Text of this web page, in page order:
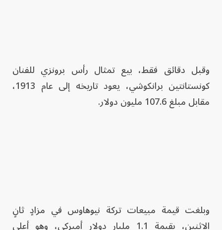
وقبل دقائق فقط، بيع تمثال رأس برونزي للفنان
كونستانتين برانكوشي، يعود تاريخه إلى عام 1913،
مقابل مبلغ 107.6 مليون دولار.
وبلغت قيمة مبيعات تركة نيوهاوس في مزادٍ ثانٍ
الاثنين، بقيمة 1.1 مليار دولار أميركي، وهو أعلى